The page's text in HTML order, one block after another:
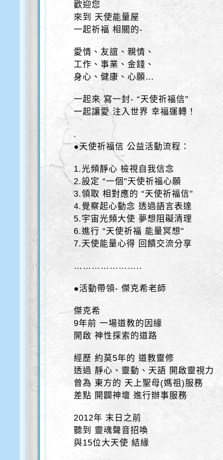
歡迎您
來到 天使能量屋
一起祈福 相關的-
愛情、友誼、親情、
工作、事業、金錢、
身心、健康、心願…
一起來 寫一封- “天使祈福信"
一起讓愛 注入世界 幸福運轉！
.
●天使祈福信 公益活動流程：
1.光頻靜心 檢視自我信念
2.設定 “一個"天使祈福心願
3.領取 相對應的 “天使祈福信"
4.覺察起心動念 透過語言表達
5.宇宙光頻大使 夢想阻礙清理
6.進行 “天使祈福 能量冥想"
7.天使能量心得 回饋交流分享
…………………..
●活動帶領- 傑克希老師
傑克希
9年前 一場道教的因緣
開啟 神性探索的道路
經歷 約莫5年的 道教靈修
透過 靜心、靈動、天語 開啟靈視力
曾為 東方的 天上聖母(媽祖)服務
差點 開闢神壇 進行辦事服務
2012年 末日之前
聽到 靈魂聲音招喚
與15位大天使 結緣